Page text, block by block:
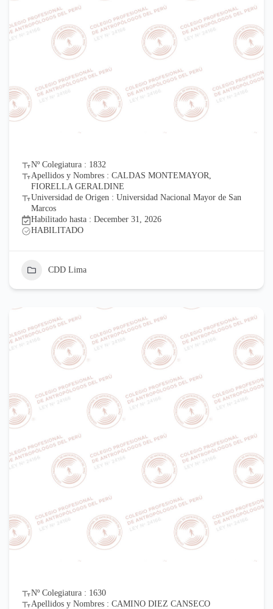
Nº Colegiatura : 1832
Apellidos y Nombres : CALDAS MONTEMAYOR,
FIORELLA GERALDINE
Universidad de Origen : Universidad Nacional Mayor de San
Marcos
Habilitado hasta : December 31, 2026
HABILITADO
CDD Lima
Nº Colegiatura : 1630
Apellidos y Nombres : CAMINO DIEZ CANSECO